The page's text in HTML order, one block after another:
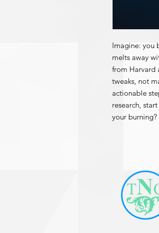
Imagine: you
melts away
from Harvard
tweaks, not
actionable
research,
your burning?